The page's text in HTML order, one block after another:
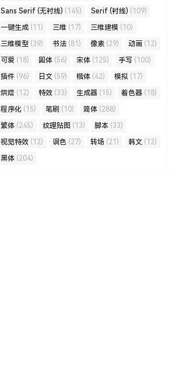
Sans Serif (无衬线) (145) Serif (衬线) (109)
一键生成 (11) 三维 (17) 三维建模 (10)
三维模型 (39) 书法 (81) 像素 (29) 动画 (12)
可爱 (18) 圆体 (56) 宋体 (125) 手写 (100)
插件 (96) 日文 (59) 楷体 (42) 模拟 (17)
烘焙 (12) 特效 (33) 生成器 (15) 着色器 (18)
程序化 (15) 笔刷 (10) 简体 (288)
繁体 (245) 纹理贴图 (13) 脚本 (33)
视觉特效 (12) 调色 (27) 转场 (21) 韩文 (12)
黑体 (204)